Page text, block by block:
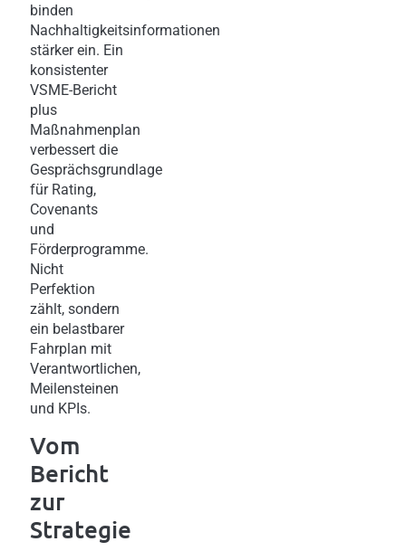
binden
Nachhaltigkeitsinformationen
stärker ein. Ein
konsistenter
VSME-Bericht
plus
Maßnahmenplan
verbessert die
Gesprächsgrundlage
für Rating,
Covenants
und
Förderprogramme.
Nicht
Perfektion
zählt, sondern
ein belastbarer
Fahrplan mit
Verantwortlichen,
Meilensteinen
und KPIs.
Vom
Bericht
zur
Strategie